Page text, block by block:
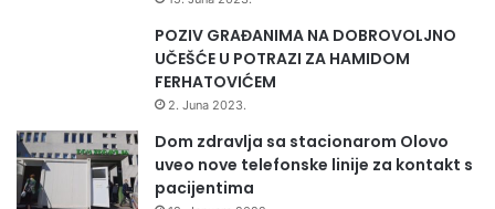
POZIV GRAĐANIMA NA DOBROVOLJNO
UČEŠĆE U POTRAZI ZA HAMIDOM
FERHATOVIĆEM
2. Juna 2023.
Dom zdravlja sa stacionarom Olovo
uveo nove telefonske linije za kontakt s
pacijentima